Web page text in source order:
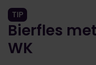
TIP
Bierfles
WK